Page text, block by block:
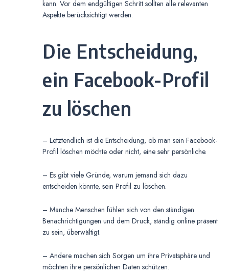
kann. Vor dem endgültigen Schritt sollten alle relevanten
Aspekte berücksichtigt werden.
Die Entscheidung,
ein Facebook-Profil
zu löschen
– Letztendlich ist die Entscheidung, ob man sein Facebook-
Profil löschen möchte oder nicht, eine sehr persönliche.
– Es gibt viele Gründe, warum jemand sich dazu
entscheiden könnte, sein Profil zu löschen.
– Manche Menschen fühlen sich von den ständigen
Benachrichtigungen und dem Druck, ständig online präsent
zu sein, überwältigt.
– Andere machen sich Sorgen um ihre Privatsphäre und
möchten ihre persönlichen Daten schützen.